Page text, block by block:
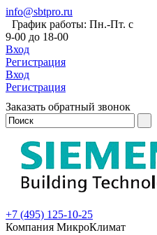
info@sbtpro.ru
График работы: Пн.-Пт. с
9-00 до 18-00
Вход
Регистрация
Вход
Регистрация
Заказать обратный звонок
+7 (495) 125-10-25
Компания МикроКлимат